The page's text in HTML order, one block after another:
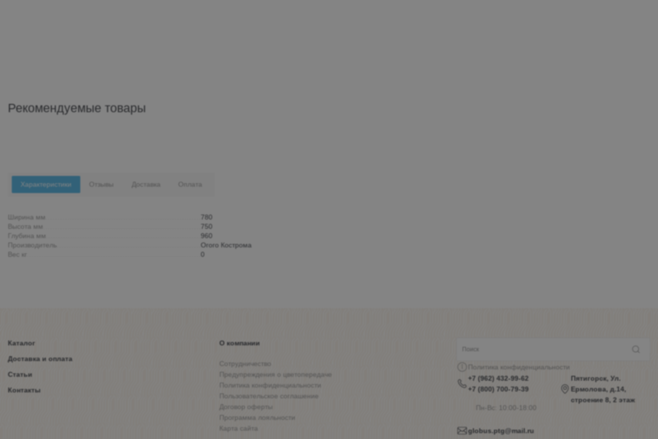
Рекомендуемые товары
Характеристики
Ширина мм
780
Высота мм
750
Глубина мм
960
Производитель
Огого Кострома
Вес кг
0
Отзывы Доставка Оплата
Каталог
Доставка и оплата
Статьи
Контакты
О компании
Сотрудничество
Предупреждения о цветопередаче
Политика конфиденциальности
Пользовательское соглашение
Договор оферты
Программа лояльности
Карта сайта
Политика конфиденциальности
+7 (962) 432-99-62
+7 (800) 700-79-39
Пн-Вс: 10:00-18:00
Пятигорск, Ул.
Ермолова, д.14,
строение 8, 2 этаж
globus.ptg@mail.ru